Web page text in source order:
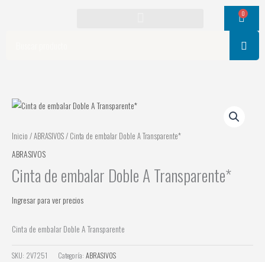
0
Cart
Inicio /ABRASIVOS/ Cinta de embalar Doble A Transparente*
ABRASIVOS
Cinta de embalar Doble A Transparente*
Ingresar para ver precios
Cinta de embalar Doble A Transparente
SKU: 2V7251 Categoría: ABRASIVOS